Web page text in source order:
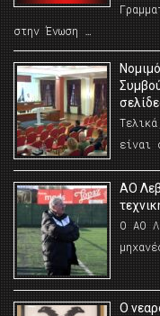
στην Ένωση …
είναι
ΑΟ
Ο ΑΟ
O